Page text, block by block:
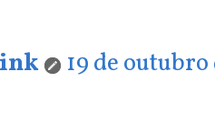
19 de outubro